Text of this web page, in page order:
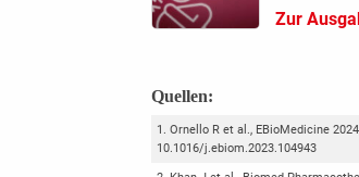
Zur
Quellen:
Ornello R et al., EBioMedicine
10.1016/j.ebiom.2023.104943